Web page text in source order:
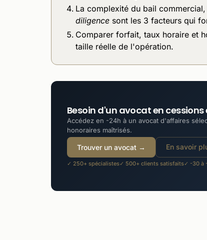
La complexité du bail
diligence sont les 3 facteurs qui
Comparer forfait, taux horaire et
taille réelle de l'opération.
Besoin d'un avocat en
Accédez en -24h à un avocat d'affaires
honoraires maîtrisés.
Trouver un avocat → En savoir
✓ 250+ spécialistes✓ 500+ clients satisfaits✓ -30 à